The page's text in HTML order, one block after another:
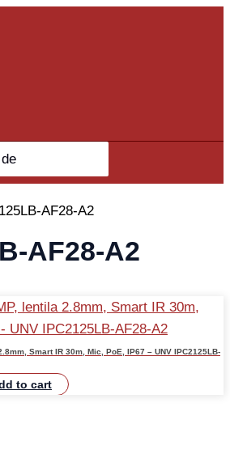
AF28-A2
AF28-A2
Smart IR 30m, Mic, PoE, IP67 – UNV IPC2125LB-
to cart